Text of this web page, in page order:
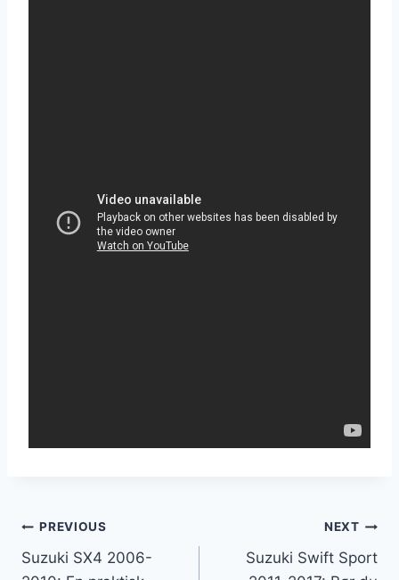
Innleggsnavigasjon
PREVIOUS
Suzuki SX4 2006-
NEXT
Suzuki Swift Sport